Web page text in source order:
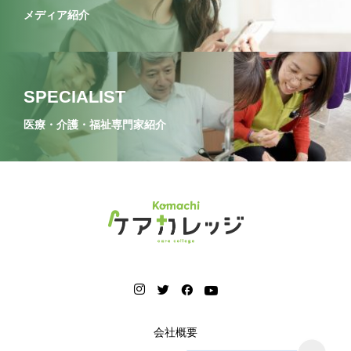
メディア紹介
SPECIALIST
医療・介護・福祉専門家紹介
会社概要